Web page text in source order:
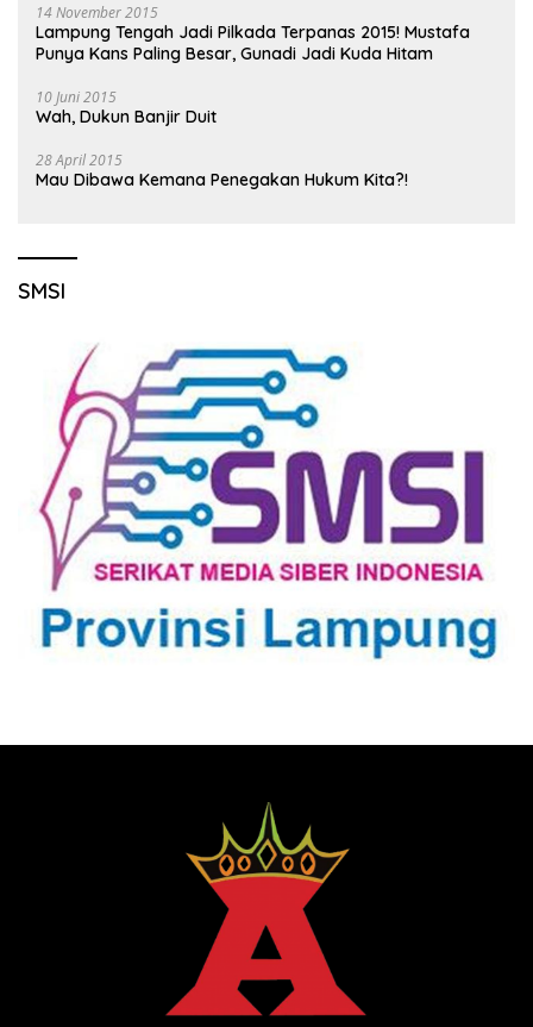
14 November 2015
Lampung Tengah Jadi Pilkada Terpanas 2015! Mustafa
Punya Kans Paling Besar, Gunadi Jadi Kuda Hitam
10 Juni 2015
Wah, Dukun Banjir Duit
28 April 2015
Mau Dibawa Kemana Penegakan Hukum Kita?!
SMSI